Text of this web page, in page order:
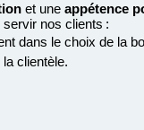
et une appétence
nos clients :
dans le choix de la
clientèle.